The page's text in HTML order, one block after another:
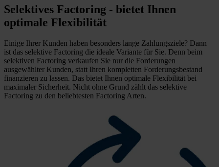
Selektives Factoring - bietet Ihnen
optimale Flexibilität
Einige Ihrer Kunden haben besonders lange Zahlungsziele? Dann
ist das selektive Factoring die ideale Variante für Sie. Denn beim
selektiven Factoring verkaufen Sie nur die Forderungen
ausgewählter Kunden, statt Ihren kompletten Forderungsbestand
finanzieren zu lassen. Das bietet Ihnen optimale Flexibilität bei
maximaler Sicherheit. Nicht ohne Grund zählt das selektive
Factoring zu den beliebtesten Factoring Arten.